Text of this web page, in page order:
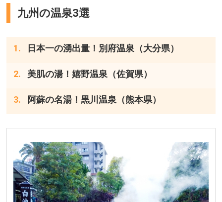
九州の温泉3選
日本一の湧出量！別府温泉（大分県）
美肌の湯！嬉野温泉（佐賀県）
阿蘇の名湯！黒川温泉（熊本県）